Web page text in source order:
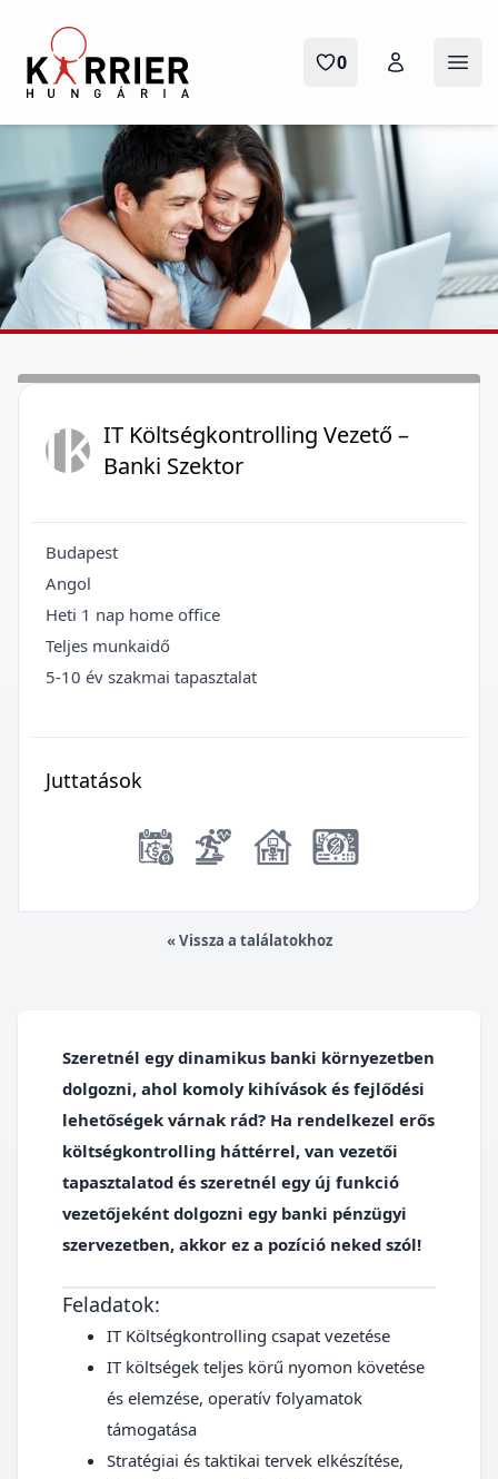
Karrier Hungária
0
IK IT Költségkontrolling Vezető –
Banki Szektor
Budapest
Angol
Heti 1 nap home office
Teljes munkaidő
5-10 év szakmai tapasztalat
Juttatások
« Vissza a találatokhoz
Szeretnél egy dinamikus banki környezetben
dolgozni, ahol komoly kihívások és fejlődési
lehetőségek várnak rád? Ha rendelkezel erős
költségkontrolling háttérrel, van vezetői
tapasztalatod és szeretnél egy új funkció
vezetőjeként dolgozni egy banki pénzügyi
szervezetben, akkor ez a pozíció neked szól!
Feladatok:
IT Költségkontrolling csapat vezetése
IT költségek teljes körű nyomon követése
és elemzése, operatív folyamatok
támogatása
Stratégiai és taktikai tervek elkészítése,